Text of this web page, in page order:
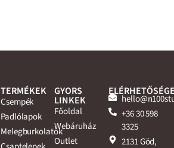
TERMÉKEK
Csempék
Padlólapok
Melegburkolatok
GYORS
LINKEK
Főoldal
Webáruház
Outlet
+36 30 598
3325
2131 Göd,